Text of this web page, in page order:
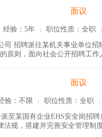
面议
经验：5年 | 职位性质：全职 |
司 招聘派往某机关事业单位
原则，面向社会公开招聘工
面议
验：不限 | 职位性质：全职 |
至某国有企业EHS安全岗招
法规，搭建并完善安全管理制